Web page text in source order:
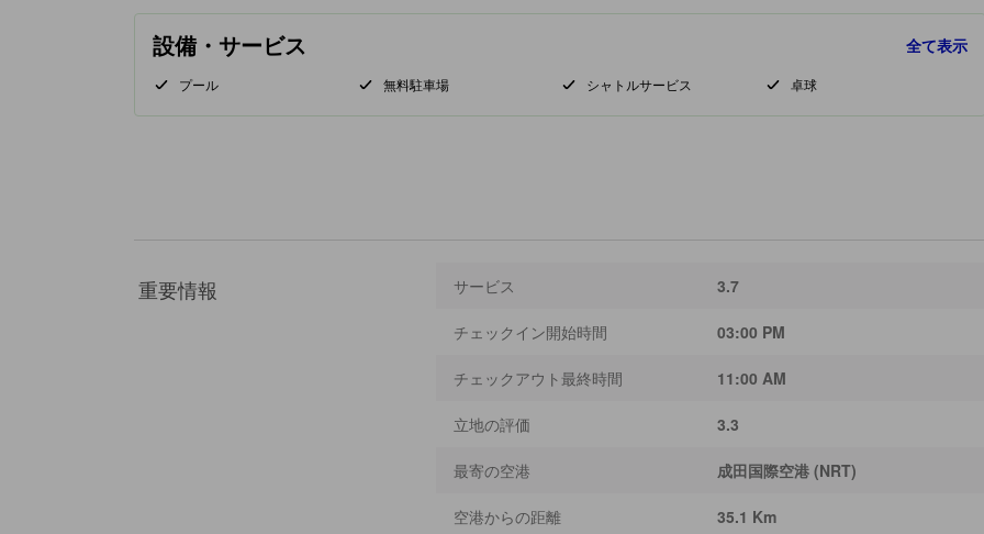
設備・サービス 全て表示
プール 無料駐車場 シャトルサービス 卓球
重要情報 サービス 3.7
チェックイン開始時間 03:00 PM
チェックアウト最終時間 11:00 AM
立地の評価 3.3
最寄の空港 成田国際空港 (NRT)
空港からの距離 35.1 Km